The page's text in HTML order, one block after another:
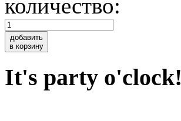
количество:
добавить
в корзину
It's party o'clock!